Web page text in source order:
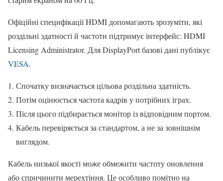
Офіційні специфікації HDMI допомагають зрозуміти, які
роздільні здатності й частоти підтримує інтерфейс: HDMI
Licensing Administrator. Для DisplayPort базові дані публікує
VESA.
Спочатку визначається цільова роздільна здатність.
Потім оцінюється частота кадрів у потрібних іграх.
Після цього підбирається монітор із відповідним портом.
Кабель перевіряється за стандартом, а не за зовнішнім
виглядом.
Кабель низької якості може обмежити частоту оновлення
або спричинити мерехтіння. Це особливо помітно на